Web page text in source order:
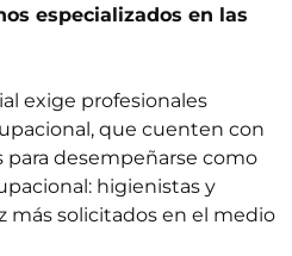
especializados en las
exige profesionales
que cuenten con
para desempeñarse como
higienistas y
más solicitados en el medio